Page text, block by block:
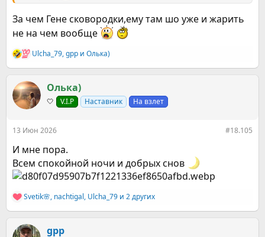
За чем Гене сковородки,ему там шо уже и жарить
не на чем вообще
Р
е
к
ц
и
Ulcha_79,gpp и Олька)
Олька)
🤍 V.I.P Наставник На взлет
13 Июн 2026 #18.105
И мне пора.
Всем спокойной ночи и добрых снов
Р
е
к
Svetik🌸, nachtigal, Ulcha_79 и 2 других
gpp